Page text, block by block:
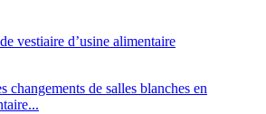
vestiaire d’usine alimentaire
changements de salles blanches en